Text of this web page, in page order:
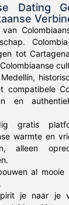
Dating
tot
compatibele
en
gratis
warmte en
alleen
al
je naar je